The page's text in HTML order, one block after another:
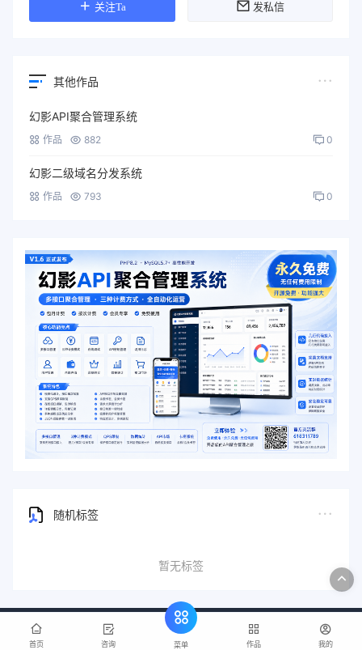
关注Ta 发私信
其他作品
幻影API聚合管理系统
作品 882 0
幻影二级域名分发系统
作品 793 0
随机标签
暂无标签
首页 咨询 菜单 作品 我的